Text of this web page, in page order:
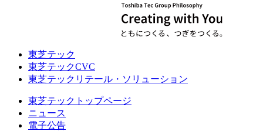
東芝テック
東芝テックCVC
東芝テックリテール・ソリューション
東芝テックトップページ
ニュース
電子公告